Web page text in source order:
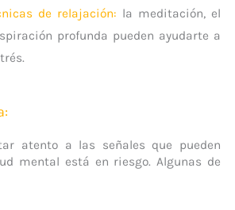
de relajación: la meditación, el
profunda pueden ayudarte a
atento a las señales que pueden
mental está en riesgo. Algunas de